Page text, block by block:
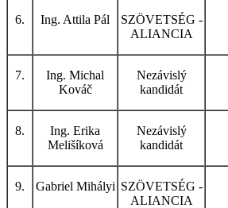
6. Ing. Attila Pál
SZÖVETSÉG -
ALIANCIA
7.
Ing. Michal
Kováč
Nezávislý
kandidát
8.
Ing. Erika
Melišíková
Nezávislý
kandidát
9. Gabriel Mihályi SZÖVETSÉG -
ALIANCIA